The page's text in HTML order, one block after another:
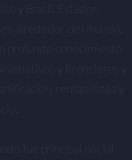
y Brasil, Estados
alrededor del mundo.
profundo conocimiento
y financieros y
rentabilidad y
fue principal oficial